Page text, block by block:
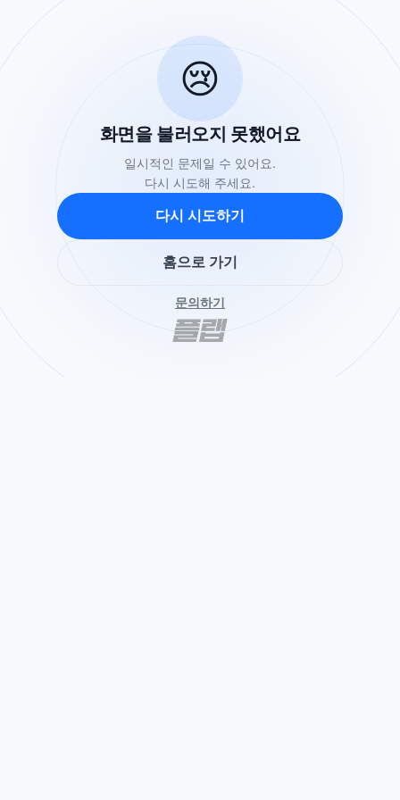
😢
화면을 불러오지 못했어요
일시적인 문제일 수 있어요.
다시 시도해 주세요.
다시 시도하기
홈으로 가기
문의하기